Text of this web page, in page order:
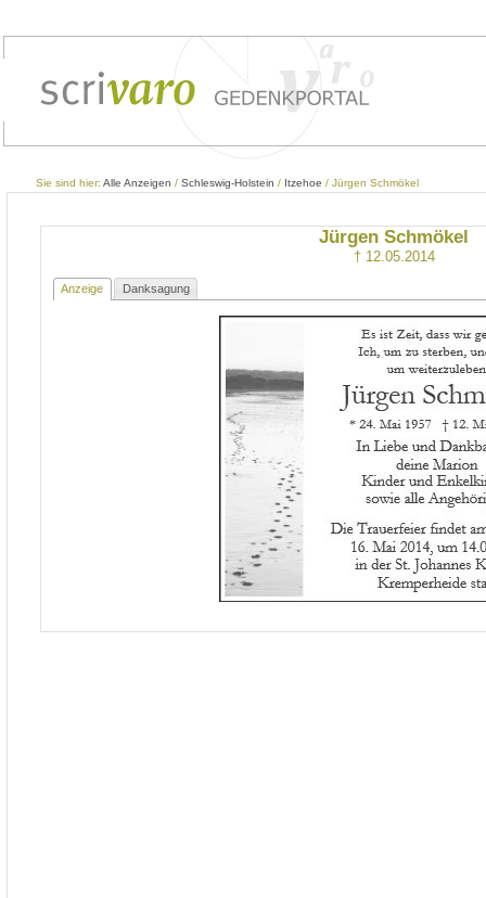
Sie sind hier: Alle Anzeigen / Schleswig-Holstein / Itzehoe / Jürgen Schmökel
Jürgen Schmökel
† 12.05.2014
Anzeige Danksagung